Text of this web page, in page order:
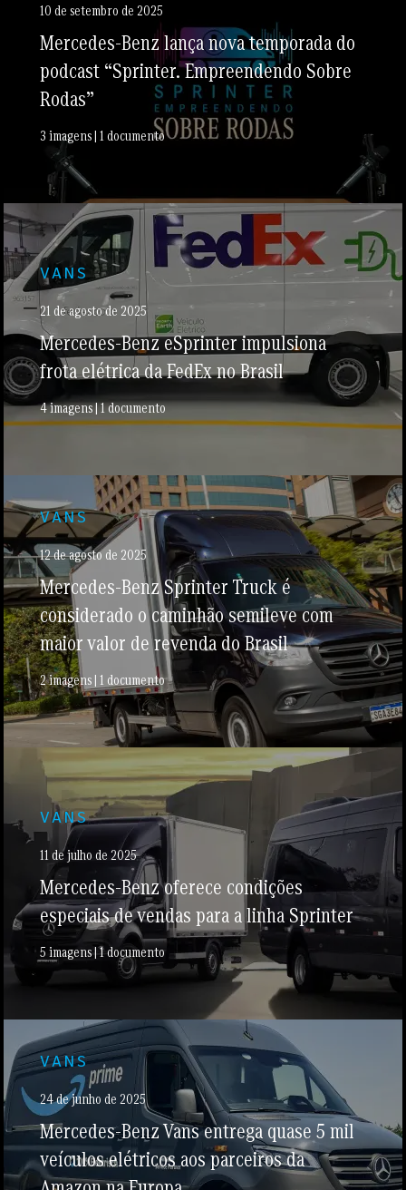
10 de setembro de 2025
Mercedes-Benz lança nova temporada do
podcast “Sprinter. Empreendendo Sobre
Rodas”
3 imagens | 1 documento
VANS
21 de agosto de 2025
Mercedes-Benz eSprinter impulsiona
frota elétrica da FedEx no Brasil
4 imagens | 1 documento
VANS
12 de agosto de 2025
Mercedes-Benz Sprinter Truck é
considerado o caminhão semileve com
maior valor de revenda do Brasil
2 imagens | 1 documento
VANS
11 de julho de 2025
Mercedes-Benz oferece condições
especiais de vendas para a linha Sprinter
5 imagens | 1 documento
VANS
24 de junho de 2025
Mercedes-Benz Vans entrega quase 5 mil
veículos elétricos aos parceiros da